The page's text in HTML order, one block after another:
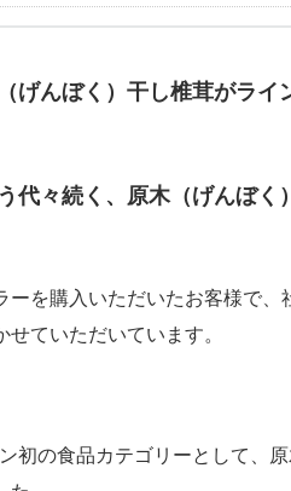
げんぼく）干し椎茸がライ
代々続く、原木（げんぼく
を購入いただいたお客様で、
ていただいています。
初の食品カテゴリーとして、